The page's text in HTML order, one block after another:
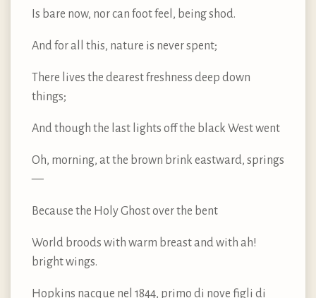
Is bare now, nor can foot feel, being shod.
And for all this, nature is never spent;
There lives the dearest freshness deep down
things;
And though the last lights off the black West went
Oh, morning, at the brown brink eastward, springs
—
Because the Holy Ghost over the bent
World broods with warm breast and with ah!
bright wings.
Hopkins nacque nel 1844, primo di nove figli di